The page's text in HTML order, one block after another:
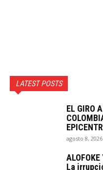
LATEST POSTS
EL GIRO
agosto 8, 2026
ALOFOKE
La